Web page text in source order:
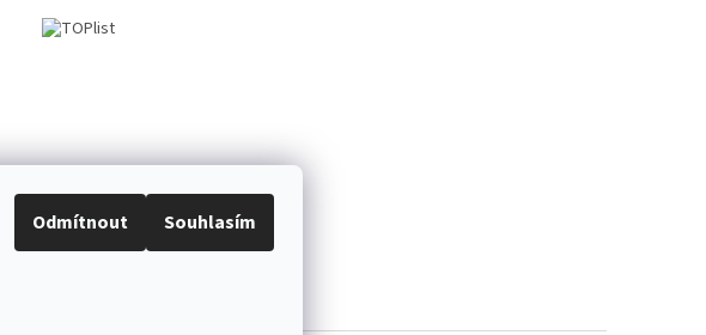
Odmítnout Souhlasím